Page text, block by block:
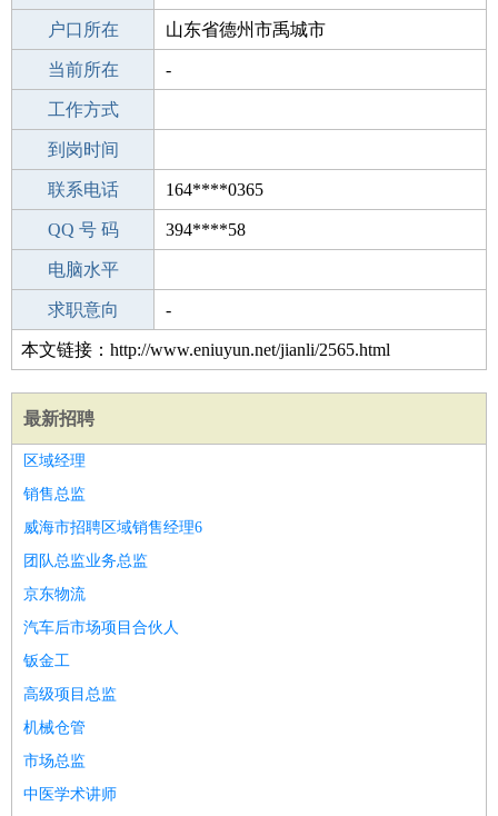
毕业学校 本科
户口所在 山东省德州市禹城市
所学专业 -
当前所在 -
工作经验
工作方式
驾 照
到岗时间
期望月薪
联系电话 164****0365
手机号码 164****0365
QQ 号 码 394****58
微信号码
电脑水平
外语水平
求职意向 -
本文链接：http://www.eniuyun.net/jianli/2565.html
最新招聘
区域经理
销售总监
威海市招聘区域销售经理6
团队总监业务总监
京东物流
汽车后市场项目合伙人
钣金工
高级项目总监
机械仓管
市场总监
中医学术讲师